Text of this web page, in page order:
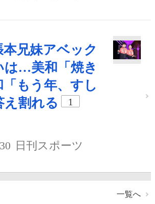
本兄妹アベック
…美和「焼き
「もう年、すし
え割れる
1
日刊スポーツ
一覧へ